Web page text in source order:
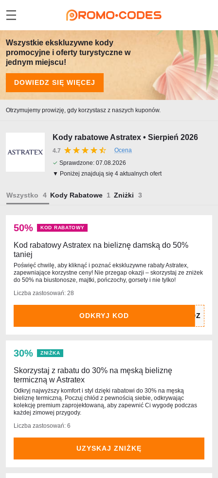
Wszystkie ekskluzywne kody
promocyjne i oferty turystyczne w
jednym miejscu!
DOWIEDZ SIĘ WIĘCEJ
Otrzymujemy prowizję, gdy korzystasz z naszych kuponów.
Kody rabatowe Astratex • Sierpień 2026
4.7
Ocena
✓ Sprawdzone: 07.08.2026
▼ Poniżej znajdują się 4 aktualnych ofert
Wszystko Kody Rabatowe Zniżki
50% KOD RABATOWY
Kod rabatowy Astratex na bieliznę damską do 50%
taniej
Poświęć chwilę, aby kliknąć i poznać ekskluzywne rabaty Astratex,
zapewniające korzystne ceny! Nie przegap okazji – skorzystaj ze zniżek
do 50% na biustonosze, majtki, pończochy, gorsety i nie tylko!
Liczba zastosowań: 28
ODKRYJ KOD
30% ZNIŻKA
Skorzystaj z rabatu do 30% na męską bieliznę
termiczną w Astratex
Odkryj najwyższy komfort i styl dzięki rabatowi do 30% na męską
bieliznę termiczną. Poczuj chłód z pewnością siebie, odkrywając
kolekcję premium zaprojektowaną, aby zapewnić Ci wygodę podczas
każdej zimowej przygody.
Liczba zastosowań: 6
UZYSKAJ ZNIŻKĘ